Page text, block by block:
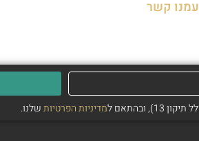
קשר
מדיניות הפרטיותשלנו.